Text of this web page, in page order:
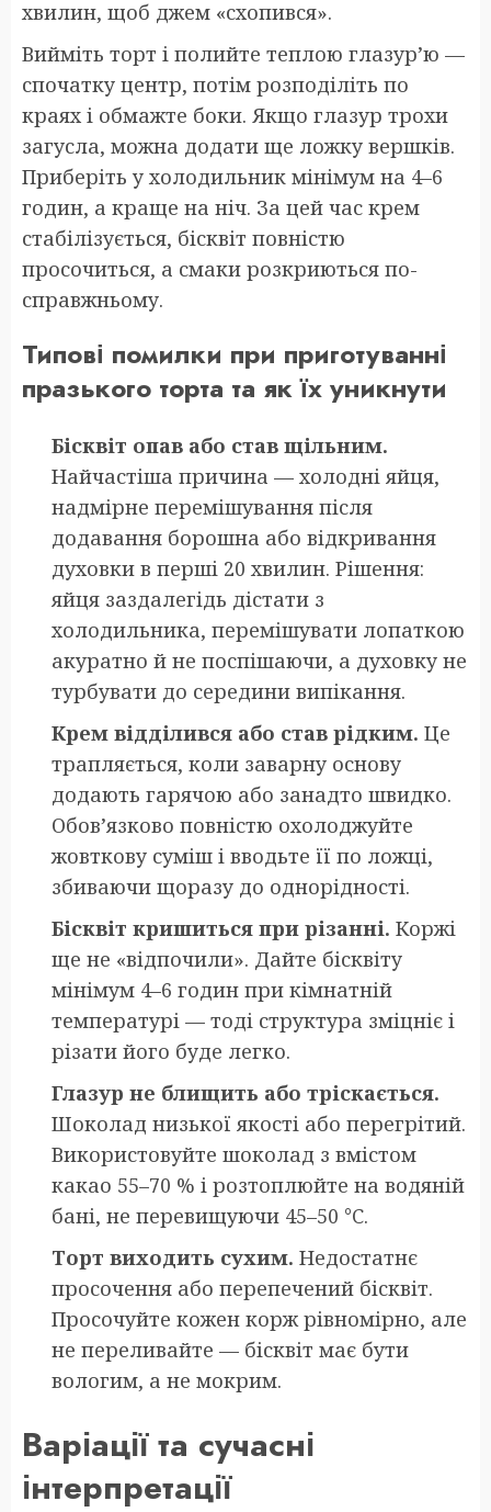
хвилин, щоб джем «схопився».
Вийміть торт і полийте теплою глазур’ю —
спочатку центр, потім розподіліть по
краях і обмажте боки. Якщо глазур трохи
загусла, можна додати ще ложку вершків.
Приберіть у холодильник мінімум на 4–6
годин, а краще на ніч. За цей час крем
стабілізується, бісквіт повністю
просочиться, а смаки розкриються по-
справжньому.
Типові помилки при приготуванні
празького торта та як їх уникнути
Бісквіт опав або став щільним.
Найчастіша причина — холодні яйця,
надмірне перемішування після
додавання борошна або відкривання
духовки в перші 20 хвилин. Рішення:
яйця заздалегідь дістати з
холодильника, перемішувати лопаткою
акуратно й не поспішаючи, а духовку не
турбувати до середини випікання.
Крем відділився або став рідким. Це
трапляється, коли заварну основу
додають гарячою або занадто швидко.
Обов’язково повністю охолоджуйте
жовткову суміш і вводьте її по ложці,
збиваючи щоразу до однорідності.
Бісквіт кришиться при різанні. Коржі
ще не «відпочили». Дайте бісквіту
мінімум 4–6 годин при кімнатній
температурі — тоді структура зміцніє і
різати його буде легко.
Глазур не блищить або тріскається.
Шоколад низької якості або перегрітий.
Використовуйте шоколад з вмістом
какао 55–70 % і розтоплюйте на водяній
бані, не перевищуючи 45–50 °C.
Торт виходить сухим. Недостатнє
просочення або перепечений бісквіт.
Просочуйте кожен корж рівномірно, але
не переливайте — бісквіт має бути
вологим, а не мокрим.
Варіації та сучасні
інтерпретації